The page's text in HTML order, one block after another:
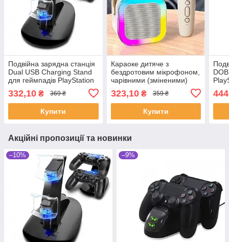
Подвійна зарядна станція
Dual USB Charging Stand
для геймпадів PlayStation
332,10 ₴ 369 ₴
Купити
Караоке дитяче з
бездротовим мікрофоном,
чарівними (зміненими)
323,10₴ 359 ₴
Купити
LED
Акційні пропозиції та новинки
–10% –9%